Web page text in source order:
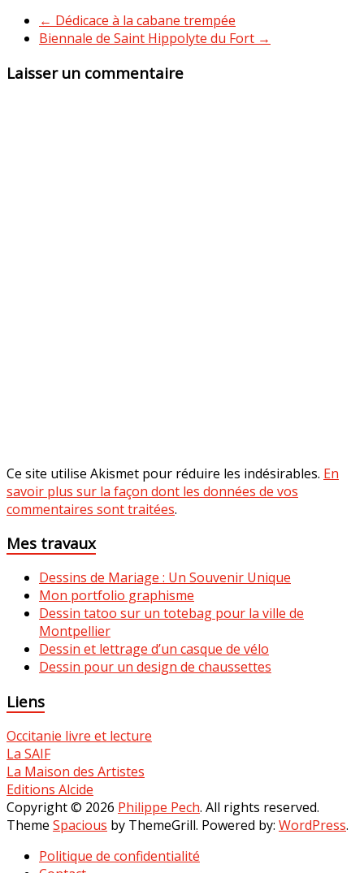
← Dédicace à la cabane trempée
Biennale de Saint Hippolyte du Fort →
Laisser un commentaire
Ce site utilise Akismet pour réduire les indésirables. En
savoir plus sur la façon dont les données de vos
commentaires sont traitées.
Mes travaux
Dessins de Mariage : Un Souvenir Unique
Mon portfolio graphisme
Dessin tatoo sur un totebag pour la ville de
Montpellier
Dessin et lettrage d’un casque de vélo
Dessin pour un design de chaussettes
Liens
Occitanie livre et lecture
La SAIF
La Maison des Artistes
Editions Alcide
Copyright © 2026 Philippe Pech. All rights reserved.
Theme Spacious by ThemeGrill. Powered by: WordPress.
Politique de confidentialité